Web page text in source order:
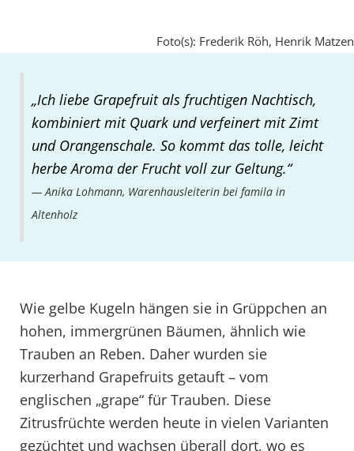
Foto(s): Frederik Röh, Henrik Matzen
„Ich liebe Grapefruit als fruchtigen Nachtisch,
kombiniert mit Quark und verfeinert mit Zimt
und Orangenschale. So kommt das tolle, leicht
herbe Aroma der Frucht voll zur Geltung.“
Anika Lohmann, Warenhausleiterin bei famila in
Altenholz
Wie gelbe Kugeln hängen sie in Grüppchen an
hohen, immergrünen Bäumen, ähnlich wie
Trauben an Reben. Daher wurden sie
kurzerhand Grapefruits getauft – vom
englischen „grape“ für Trauben. Diese
Zitrusfrüchte werden heute in vielen Varianten
gezüchtet und wachsen überall dort, wo es